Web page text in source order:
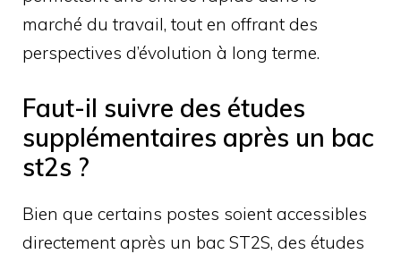
marché du travail, tout en offrant des
perspectives d’évolution à long terme.
Faut-il suivre des études
supplémentaires après un bac
st2s ?
Bien que certains postes soient accessibles
directement après un bac ST2S, des études